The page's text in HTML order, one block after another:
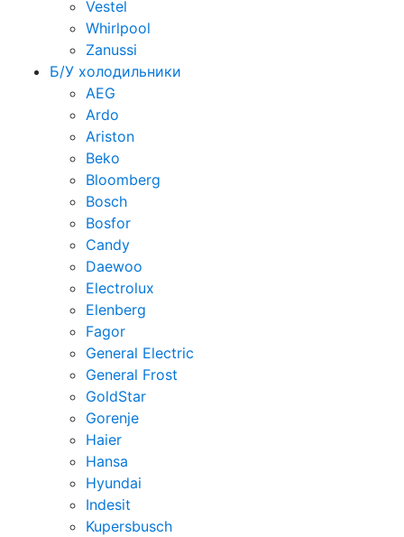
Vestel
Whirlpool
Zanussi
Б/У холодильники
AEG
Ardo
Ariston
Beko
Bloomberg
Bosch
Bosfor
Candy
Daewoo
Electrolux
Elenberg
Fagor
General Electric
General Frost
GoldStar
Gorenje
Haier
Hansa
Hyundai
Indesit
Kupersbusch